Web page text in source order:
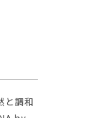
調和